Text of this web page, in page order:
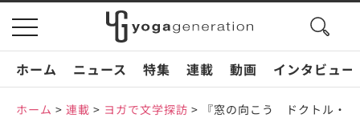
toggle
navigation
search
ホーム
ニュース 特集 連載 動画 インタビュー
ホーム > 連載 > ヨガで文学探訪 > 『窓の向こう ドクトル・